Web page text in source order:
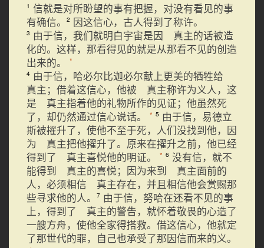
1 信就是对所盼望的事有把握，对没有看见的事
有确信。
2 因这信心，古人得到了称许。
3 由于信，我们就明白宇宙是因 真主的话被造
化的。这样，那看得见的就是从那看不见的创造
出来的。
*
4 由于信，哈必尔比迦必尔献上更美的牺牲给
真主；借着这信心，他被 真主称许为义人，这
是 真主指着他的礼物所作的见证；他虽然死
了，却仍然通过信心说话。
* 5 由于信，易德立
斯被擢升了，使他不至于死，人们没找到他，因
为 真主把他擢升了。原来在擢升之前，他已经
得到了 真主喜悦他的明证。
* 6 没有信，就不
能得到 真主的喜悦；因为来到 真主面前的
人，必须相信 真主存在，并且相信他会赏赐那
些寻求他的人。
7 由于信，努哈在还看不见的事
上，得到了 真主的警告，就怀着敬畏的心造了
一艘方舟，使他全家得搭救。借这信心，他就定
了那世代的罪，自己也承受了那因信而来的义。